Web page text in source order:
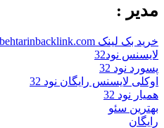
مدیر :
خرید بک لینک behtarinbacklink.com
لایسنس نود32
پسورد نود 32
اوکلی لایسنس رایگان نود 32
همیار نود 32
بهترین سئو
رایگان